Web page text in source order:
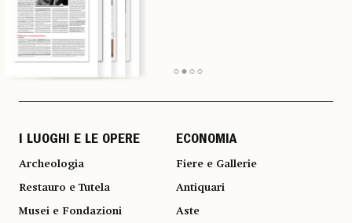
I LUOGHI E LE OPERE
Archeologia
Restauro e Tutela
Musei e Fondazioni
ECONOMIA
Fiere e Gallerie
Antiquari
Aste